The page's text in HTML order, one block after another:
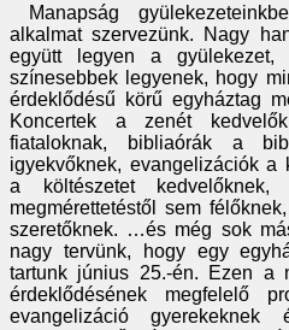
Manapság
alkalmat szervezünk. Nagy
együtt legyen a
színesebbek legyenek, hogy
érdeklődésű körű egyháztag
Koncertek a zenét
fiataloknak, bibliaórák a
igyekvőknek, evangelizációk a
a költészetet
megmérettetéstől sem
szeretőknek. …és még sok
nagy tervünk, hogy egy
tartunk június 25.-én. Ezen a
érdeklődésének megfelelő
evangelizáció gyerekeknek